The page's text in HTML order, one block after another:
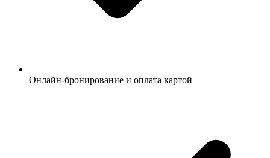
Онлайн-бронирование и оплата картой